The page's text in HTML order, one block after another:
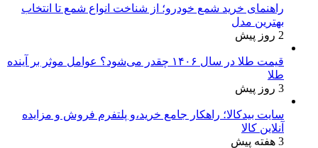
راهنمای خرید شمع خودرو؛ از شناخت انواع شمع تا انتخاب
بهترین مدل
2 روز پیش
قیمت طلا در سال ۱۴۰۶ چقدر می‌شود؟ عوامل موثر بر آینده
طلا
3 روز پیش
سایت بیدکالا؛ راهکار جامع خرید،و پلتفرم فروش و مزایده
آنلاین کالا
3 هفته پیش